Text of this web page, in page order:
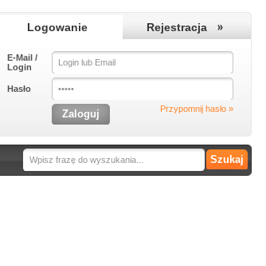
Logowanie Rejestracja
E-Mail /
Login
Hasło
Przypomnij hasło »